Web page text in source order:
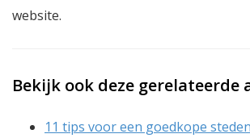
website.
Bekijk ook deze gerelateerde
11 tips voor een goedkope